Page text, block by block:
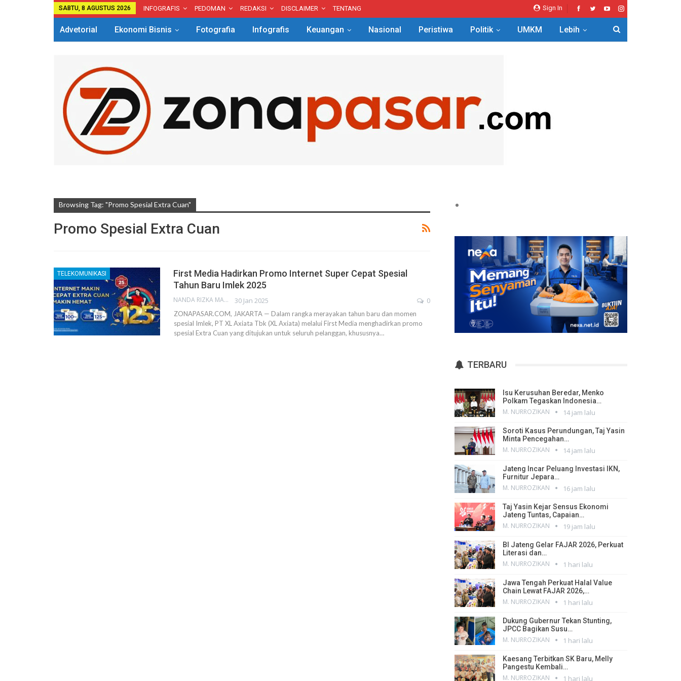
Sign In
SABTU, 8 AGUSTUS 2026 INFOGRAFIS PEDOMAN REDAKSI DISCLAIMER TENTANG
Advetorial Ekonomi Bisnis Fotografia Infografis Keuangan Nasional Peristiwa Politik UMKM Lebih
Browsing Tag: "Promo Spesial Extra Cuan"
Promo Spesial Extra Cuan
TELEKOMUNIKASI
First Media Hadirkan Promo Internet Super Cepat Spesial
Tahun Baru Imlek 2025
NANDA RIZKA MAHENDRA 30 Jan 2025 0
ZONAPASAR.COM, JAKARTA — Dalam rangka merayakan tahun baru dan momen
spesial Imlek, PT XL Axiata Tbk (XL Axiata) melalui First Media menghadirkan promo
spesial Extra Cuan yang ditujukan untuk seluruh pelanggan, khususnya…
TERBARU
Isu Kerusuhan Beredar, Menko
Polkam Tegaskan Indonesia…
M. NURROZIKAN 14 jam lalu
Soroti Kasus Perundungan, Taj Yasin
Minta Pencegahan…
M. NURROZIKAN 14 jam lalu
Jateng Incar Peluang Investasi IKN,
Furnitur Jepara…
M. NURROZIKAN 16 jam lalu
Taj Yasin Kejar Sensus Ekonomi
Jateng Tuntas, Capaian…
M. NURROZIKAN 19 jam lalu
BI Jateng Gelar FAJAR 2026, Perkuat
Literasi dan…
M. NURROZIKAN 1 hari lalu
Jawa Tengah Perkuat Halal Value
Chain Lewat FAJAR 2026,…
M. NURROZIKAN 1 hari lalu
Dukung Gubernur Tekan Stunting,
JPCC Bagikan Susu…
M. NURROZIKAN 1 hari lalu
Kaesang Terbitkan SK Baru, Melly
Pangestu Kembali…
M. NURROZIKAN 1 hari lalu